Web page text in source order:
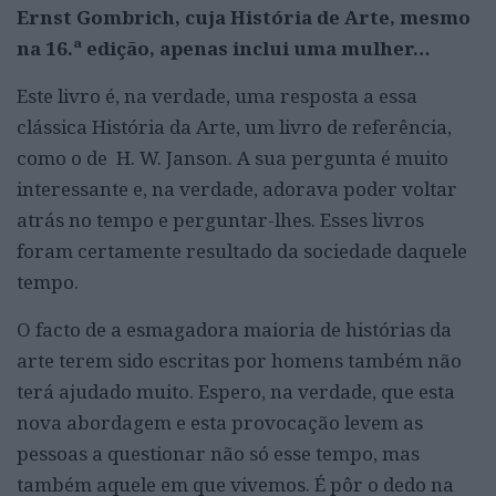
Ernst Gombrich, cuja História de Arte, mesmo
na 16.ª edição, apenas inclui uma mulher…
Este livro é, na verdade, uma resposta a essa
clássica História da Arte, um livro de referência,
como o de H. W. Janson. A sua pergunta é muito
interessante e, na verdade, adorava poder voltar
atrás no tempo e perguntar-lhes. Esses livros
foram certamente resultado da sociedade daquele
tempo.
O facto de a esmagadora maioria de histórias da
arte terem sido escritas por homens também não
terá ajudado muito. Espero, na verdade, que esta
nova abordagem e esta provocação levem as
pessoas a questionar não só esse tempo, mas
também aquele em que vivemos. É pôr o dedo na